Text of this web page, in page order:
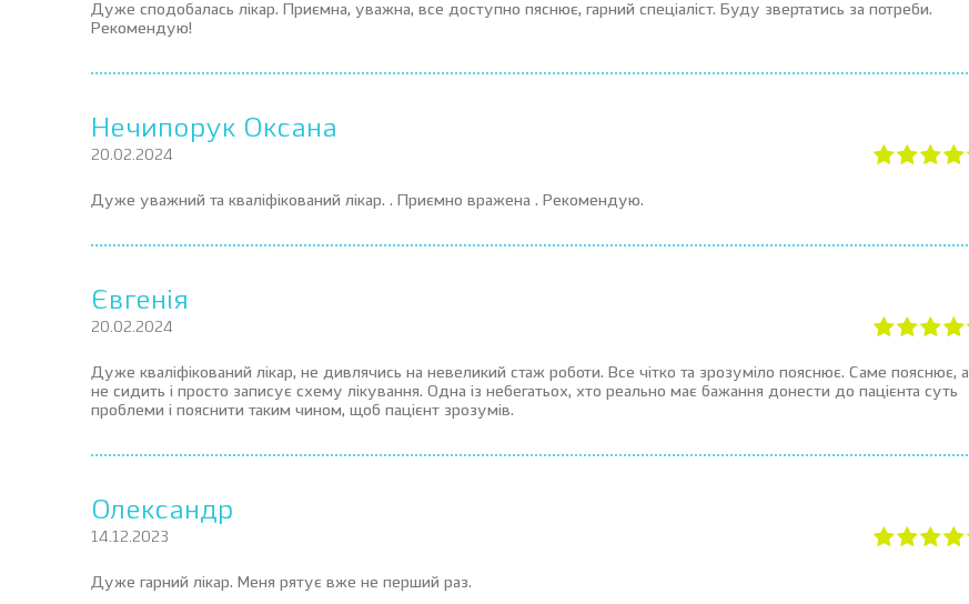
Дуже сподобалась лікар. Приємна, уважна, все доступно пяснює, гарний спеціаліст. Буду звертатись за потреби.
Рекомендую!
Нечипорук Оксана
20.02.2024
Дуже уважний та кваліфікований лікар. . Приємно вражена . Рекомендую.
Євгенія
20.02.2024
Дуже кваліфікований лікар, не дивлячись на невеликий стаж роботи. Все чітко та зрозуміло пояснює. Саме пояснює, а
не сидить і просто записує схему лікування. Одна із небегатьох, хто реально має бажання донести до пацієнта суть
проблеми і пояснити таким чином, щоб пацієнт зрозумів.
Олександр
14.12.2023
Дуже гарний лікар. Меня рятує вже не перший раз.